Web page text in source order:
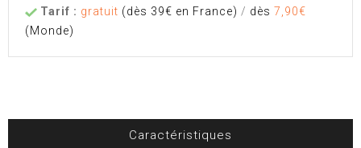
Tarif : gratuit (dès 39€ en France) / dès 7,90€
(Monde)
Caractéristiques